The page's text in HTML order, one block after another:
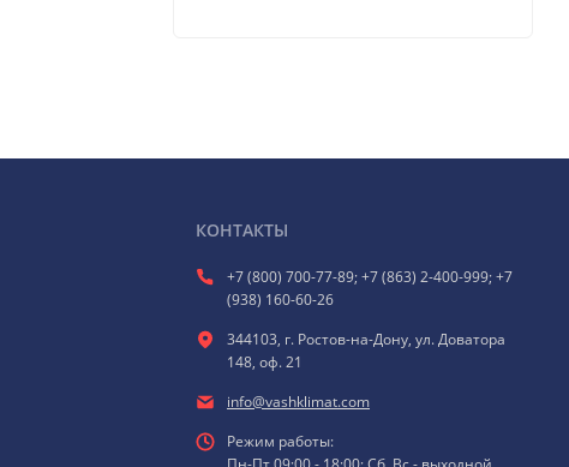
КОНТАКТЫ
+7 (800) 700-77-89; +7 (863) 2-400-999; +7
(938) 160-60-26
344103, г. Ростов-на-Дону, ул. Доватора
148, оф. 21
info@vashklimat.com
Режим работы: